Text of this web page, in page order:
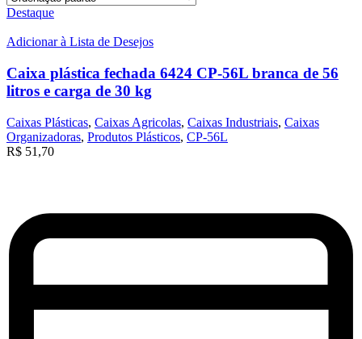
Destaque
Adicionar à Lista de Desejos
Caixa plástica fechada 6424 CP-56L branca de 56
litros e carga de 30 kg
Caixas Plásticas, Caixas Agricolas, Caixas Industriais, Caixas
Organizadoras, Produtos Plásticos, CP-56L
R$ 51,70